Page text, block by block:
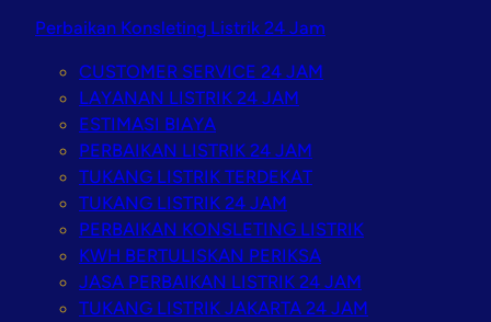
Perbaikan Konsleting Listrik 24 Jam
CUSTOMER SERVICE 24 JAM
LAYANAN LISTRIK 24 JAM
ESTIMASI BIAYA
PERBAIKAN LISTRIK 24 JAM
TUKANG LISTRIK TERDEKAT
TUKANG LISTRIK 24 JAM
PERBAIKAN KONSLETING LISTRIK
KWH BERTULISKAN PERIKSA
JASA PERBAIKAN LISTRIK 24 JAM
TUKANG LISTRIK JAKARTA 24 JAM